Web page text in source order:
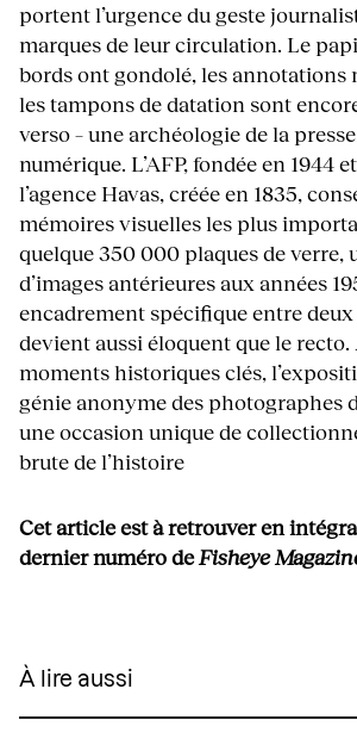
portent l’urgence du geste
marques de leur circulation. Le
bords ont gondolé, les annotations
les tampons de datation sont
verso – une archéologie de la
numérique. L’AFP, fondée en 1944
l’agence Havas, créée en 1835,
mémoires visuelles les plus
quelque 350 000 plaques de verre,
d’images antérieures aux années
encadrement spécifique entre deux
devient aussi éloquent que le recto.
moments historiques clés,
génie anonyme des photographes
une occasion unique de
brute de l’histoire
Cet article est à retrouver en
dernier numéro deFisheye
À lire aussi